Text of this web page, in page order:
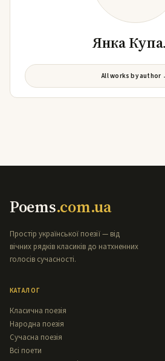
Янка
All works by author
Poems.com.ua
Простір української поезії — від
вічних рядків класиків до натхненних
голосів сучасності.
КАТАЛОГ
Класична поезія
Народна поезія
Сучасна поезія
Всі поети